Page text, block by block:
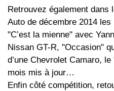
Retrouvez également dans
Auto de décembre 2014
"C’est la mienne" avec
Nissan GT-R, "Occasion"
d’une Chevrolet Camaro,
mois mis à jour…
Enfin côté compétition,